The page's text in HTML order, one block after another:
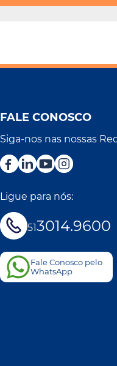
FALE CONOSCO
Siga-nos nas nossas
Ligue para nós:
513014.9600
Fale Conosco pelo
WhatsApp